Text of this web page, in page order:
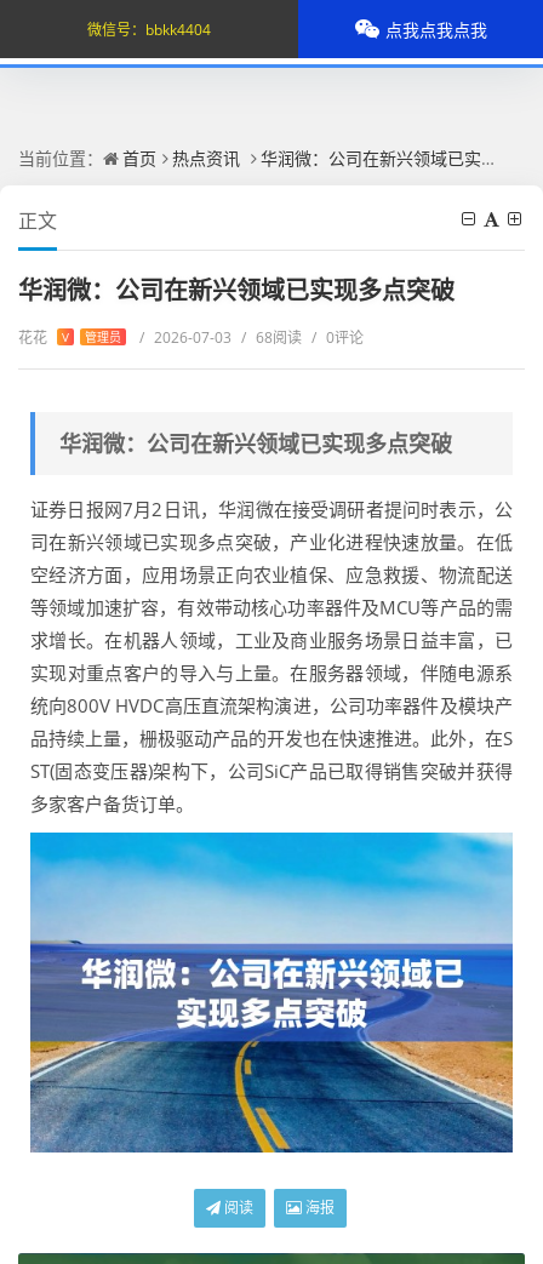
当前位置： 首页 热点资讯 华润微：公司在新兴领域已实现多点突破
正文
华润微：公司在新兴领域已实现多点突破
花花 V 管理员 / 2026-07-03 / 68阅读 / 0评论
华润微：公司在新兴领域已实现多点突破
证券日报网7月2日讯，华润微在接受调研者提问时表示，公
司在新兴领域已实现多点突破，产业化进程快速放量。在低
空经济方面，应用场景正向农业植保、应急救援、物流配送
等领域加速扩容，有效带动核心功率器件及MCU等产品的需
求增长。在机器人领域，工业及商业服务场景日益丰富，已
实现对重点客户的导入与上量。在服务器领域，伴随电源系
统向800V HVDC高压直流架构演进，公司功率器件及模块产
品持续上量，栅极驱动产品的开发也在快速推进。此外，在S
ST(固态变压器)架构下，公司SiC产品已取得销售突破并获得
多家客户备货订单。
阅读 海报
微信号： bbkk4404 点我点我点我